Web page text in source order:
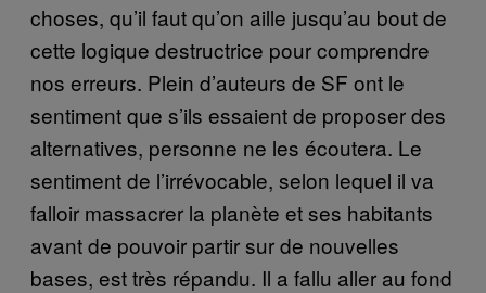
choses, qu’il faut qu’on aille jusqu’au bout de
cette logique destructrice pour comprendre
nos erreurs. Plein d’auteurs de SF ont le
sentiment que s’ils essaient de proposer des
alternatives, personne ne les écoutera. Le
sentiment de l’irrévocable, selon lequel il va
falloir massacrer la planète et ses habitants
avant de pouvoir partir sur de nouvelles
bases, est très répandu. Il a fallu aller au fond